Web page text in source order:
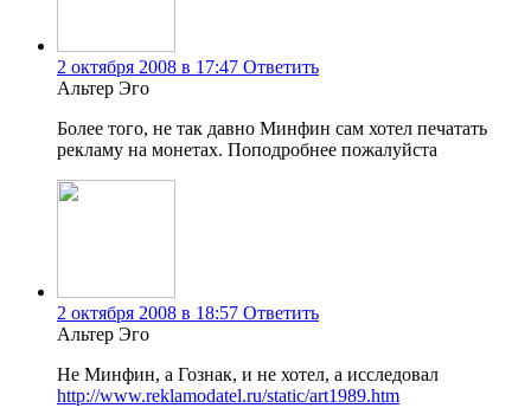
2 октября 2008 в 17:47 Ответить
Альтер Эго
Более того, не так давно Минфин сам хотел печатать
рекламу на монетах. Поподробнее пожалуйста
2 октября 2008 в 18:57 Ответить
Альтер Эго
Не Минфин, а Гознак, и не хотел, а исследовал
http://www.reklamodatel.ru/static/art1989.htm